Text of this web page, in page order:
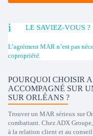
LE SAVIEZ-VOUS ?
L’agrément MAR n’est pas
copropriété.
POURQUOI CHOISIR
ACCOMPAGNÉ SUR
SUR ORLÉANS ?
Trouver un MAR sérieux sur
combattant. Chez ADX
à la relation client et au